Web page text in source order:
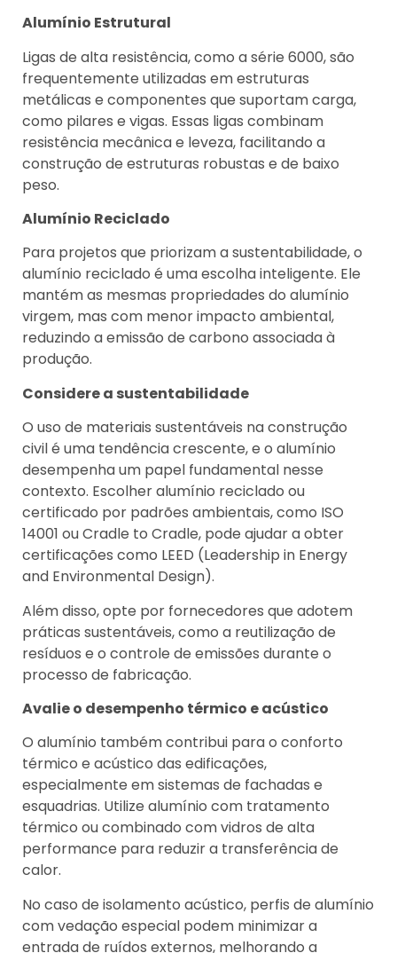
Alumínio Estrutural
Ligas de alta resistência, como a série 6000, são
frequentemente utilizadas em estruturas
metálicas e componentes que suportam carga,
como pilares e vigas. Essas ligas combinam
resistência mecânica e leveza, facilitando a
construção de estruturas robustas e de baixo
peso.
Alumínio Reciclado
Para projetos que priorizam a sustentabilidade, o
alumínio reciclado é uma escolha inteligente. Ele
mantém as mesmas propriedades do alumínio
virgem, mas com menor impacto ambiental,
reduzindo a emissão de carbono associada à
produção.
Considere a sustentabilidade
O uso de materiais sustentáveis na construção
civil é uma tendência crescente, e o alumínio
desempenha um papel fundamental nesse
contexto. Escolher alumínio reciclado ou
certificado por padrões ambientais, como ISO
14001 ou Cradle to Cradle, pode ajudar a obter
certificações como LEED (Leadership in Energy
and Environmental Design).
Além disso, opte por fornecedores que adotem
práticas sustentáveis, como a reutilização de
resíduos e o controle de emissões durante o
processo de fabricação.
Avalie o desempenho térmico e acústico
O alumínio também contribui para o conforto
térmico e acústico das edificações,
especialmente em sistemas de fachadas e
esquadrias. Utilize alumínio com tratamento
térmico ou combinado com vidros de alta
performance para reduzir a transferência de
calor.
No caso de isolamento acústico, perfis de alumínio
com vedação especial podem minimizar a
entrada de ruídos externos, melhorando a